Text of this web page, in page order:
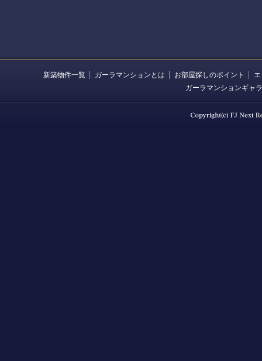
新築物件一覧 ガーラマンションとは お部屋探しのポイント
ガーラマンションギャ